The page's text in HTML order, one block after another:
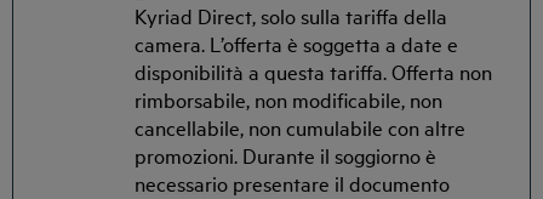
Kyriad Direct, solo sulla tariffa della
camera. L’offerta è soggetta a date e
disponibilità a questa tariffa. Offerta non
rimborsabile, non modificabile, non
cancellabile, non cumulabile con altre
promozioni. Durante il soggiorno è
necessario presentare il documento